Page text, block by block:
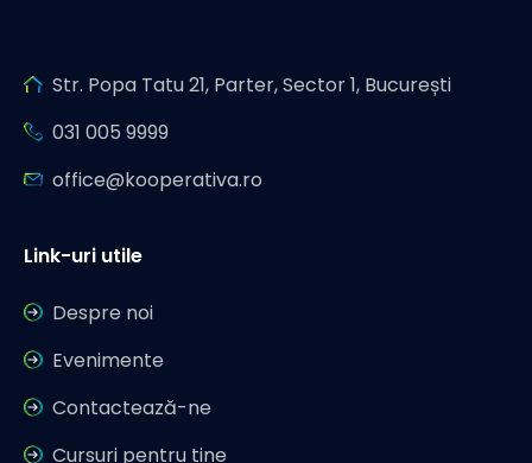
Link-uri utile
Despre noi
Evenimente
Contactează-ne
Cursuri pentru tine
Str. Popa Tatu 21, Parter, Sector 1, București
031 005 9999
office@kooperativa.ro